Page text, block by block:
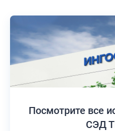
Посмотрите все
СЭД